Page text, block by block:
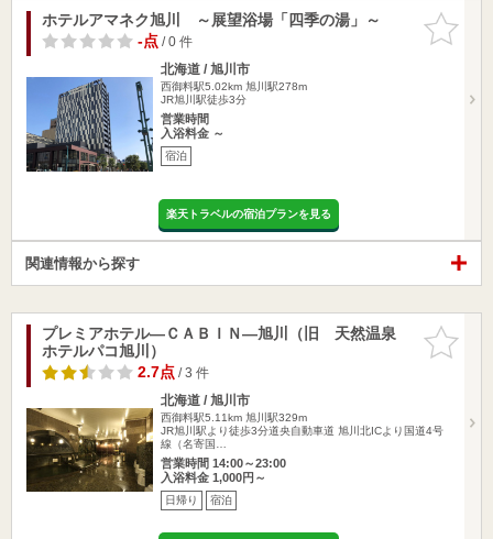
お気に入
りに追加
ホテルアマネク旭川 ～展望浴場「四季の湯」～
-点/ 0 件
北海道 / 旭川市
西御料駅5.02km 旭川駅278m
JR旭川駅徒歩3分
営業時間
入浴料金 ～
宿泊
楽天トラベルの宿泊プランを見る
関連情報から探す
お気に入
りに追加
プレミアホテル―ＣＡＢＩＮ―旭川（旧 天然温泉
ホテルパコ旭川）
2.7点/ 3 件
北海道 / 旭川市
西御料駅5.11km 旭川駅329m
JR旭川駅より徒歩3分道央自動車道 旭川北ICより国道4号
線（名寄国…
営業時間 14:00～23:00
入浴料金 1,000円～
日帰り 宿泊